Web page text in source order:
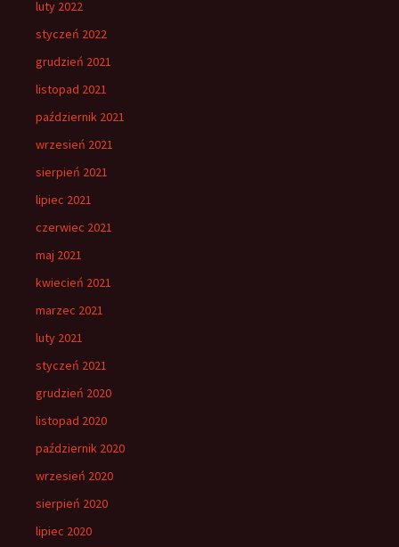
luty 2022
styczeń 2022
grudzień 2021
listopad 2021
październik 2021
wrzesień 2021
sierpień 2021
lipiec 2021
czerwiec 2021
maj 2021
kwiecień 2021
marzec 2021
luty 2021
styczeń 2021
grudzień 2020
listopad 2020
październik 2020
wrzesień 2020
sierpień 2020
lipiec 2020